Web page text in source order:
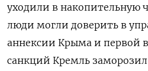
уходили в накопительную
люди могли доверить в
аннексии Крыма и первой
санкций Кремль